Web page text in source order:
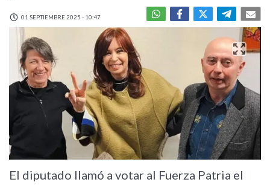
01 SEPTIEMBRE 2025 - 10:47
El diputado llamó a votar al Fuerza Patria el